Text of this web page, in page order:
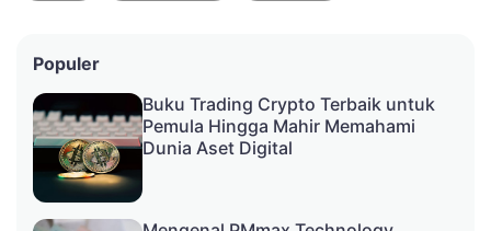
Populer
Buku Trading Crypto Terbaik untuk
Pemula Hingga Mahir Memahami
Dunia Aset Digital